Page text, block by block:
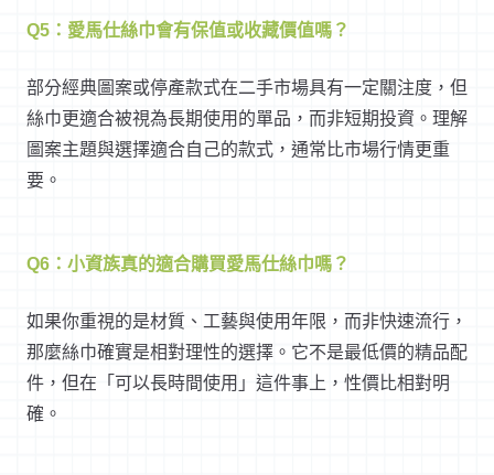
Q5：愛馬仕絲巾會有保值或收藏價值嗎？
部分經典圖案或停產款式在二手市場具有一定關注度，但
絲巾更適合被視為長期使用的單品，而非短期投資。理解
圖案主題與選擇適合自己的款式，通常比市場行情更重
要。
Q6：小資族真的適合購買愛馬仕絲巾嗎？
如果你重視的是材質、工藝與使用年限，而非快速流行，
那麼絲巾確實是相對理性的選擇。它不是最低價的精品配
件，但在「可以長時間使用」這件事上，性價比相對明
確。